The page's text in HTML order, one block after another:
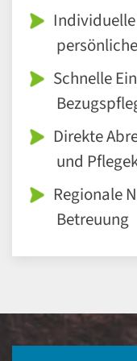
Schnelle
Direkte
und
Regionale
Betreuung